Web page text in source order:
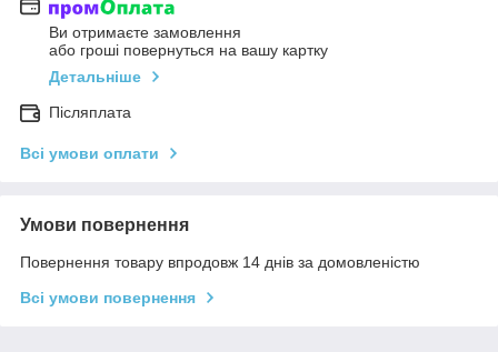
Ви отримаєте замовлення
або гроші повернуться на вашу картку
Детальніше
Післяплата
Всі умови оплати
Умови повернення
Повернення товару впродовж 14 днів за домовленістю
Всі умови повернення